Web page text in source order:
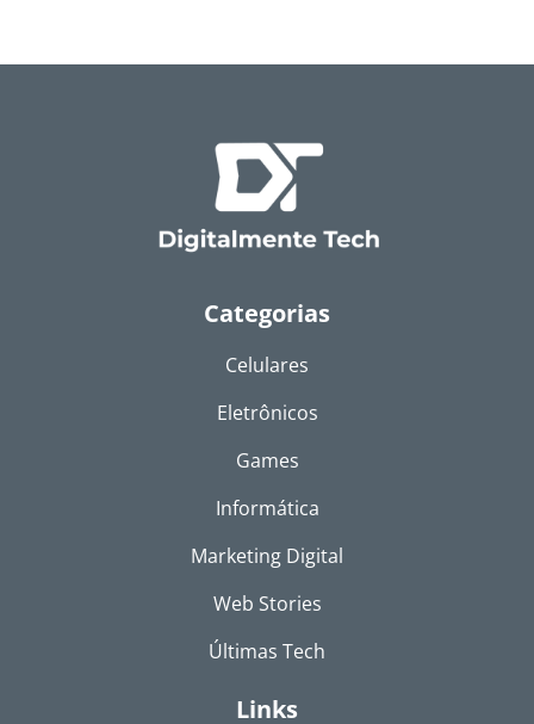
Categorias
Celulares
Eletrônicos
Games
Informática
Marketing Digital
Web Stories
Últimas Tech
Links